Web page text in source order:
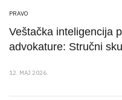
PRAVO
Veštačka inteligencija
advokature: Stručni
12. MAJ 2026.